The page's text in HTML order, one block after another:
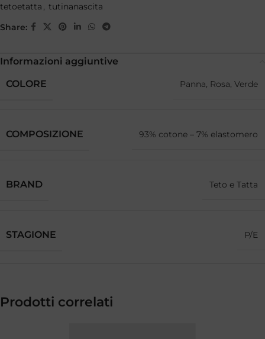
tetoetatta , tutinanascita
Share:
Informazioni aggiuntive
COLORE
Panna, Rosa, Verde
COMPOSIZIONE 93% cotone – 7% elastomero
BRAND Teto e Tatta
STAGIONE P/E
Prodotti correlati